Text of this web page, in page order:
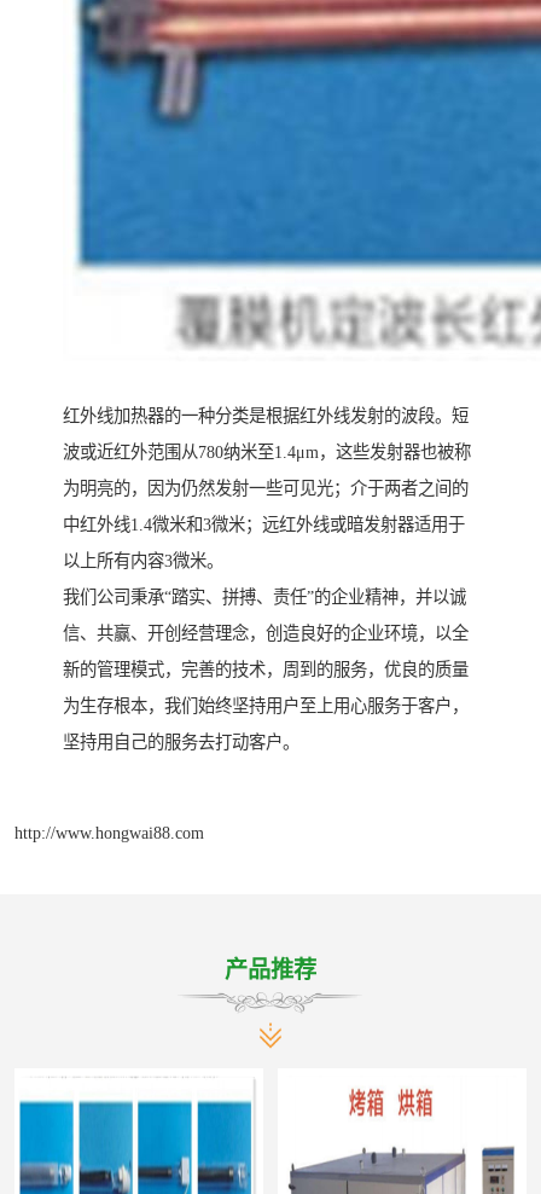
红外线加热器的一种分类是根据红外线发射的波段。短
波或近红外范围从780纳米至1.4μm，这些发射器也被称
为明亮的，因为仍然发射一些可见光；介于两者之间的
中红外线1.4微米和3微米；远红外线或暗发射器适用于
以上所有内容3微米。
我们公司秉承“踏实、拼搏、责任”的企业精神，并以诚
信、共赢、开创经营理念，创造良好的企业环境，以全
新的管理模式，完善的技术，周到的服务，优良的质量
为生存根本，我们始终坚持用户至上用心服务于客户，
坚持用自己的服务去打动客户。
http://www.hongwai88.com
产品推荐